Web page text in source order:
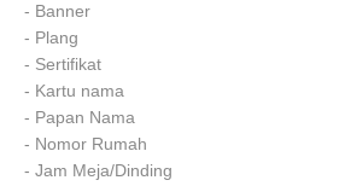
- Banner
- Plang
- Sertifikat
- Kartu nama
- Papan Nama
- Nomor Rumah
- Jam Meja/Dinding